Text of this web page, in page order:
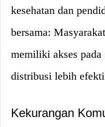
kesehatan dan
bersama:
memiliki akses pada
distribusi lebih
Kekurangan